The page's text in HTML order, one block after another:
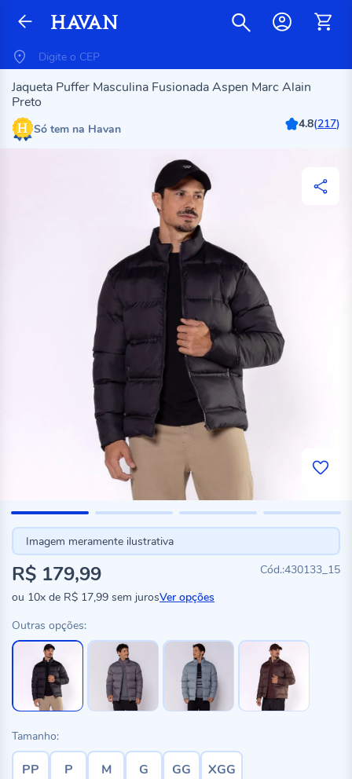
Jaqueta Puffer Masculina Fusionada Aspen Marc Alain
Preto
Só tem na Havan 4.8(217)
Imagem meramente ilustrativa
430133_15
R$ 179,99
ou 10x de R$ 17,99 sem jurosVer opções
Outras opções:
Tamanho:
PP P M G GG XGG